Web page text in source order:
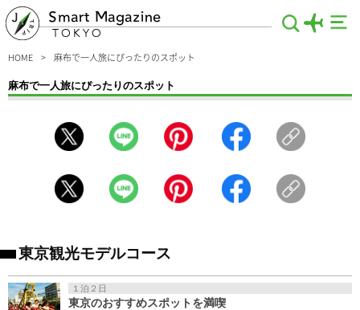
Smart Magazine
TOKYO
HOME 麻布で一人旅にぴったりのスポット
麻布で一人旅にぴったりのスポット
いながらも、昔ながらの落ち着いた雰囲気漂う麻布は、都会の喧騒を忘れて、一人
でのんびり街歩きをするにもぴったりです。おいしい麻布グルメだってたくさんあ
東京観光モデルコース
１泊２日
東京のおすすめスポットを満喫